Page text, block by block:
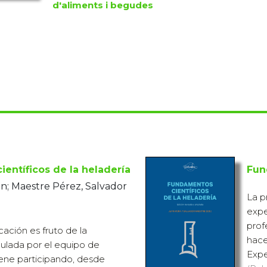
d'aliments i begudes
de la heladería
Maestre Pérez, Salvador
es fruto de la
por el equipo de
participando, desde
La